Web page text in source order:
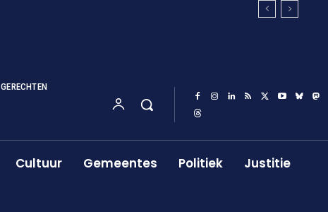
GERECHTEN
Cultuur Gemeentes Politiek Justitie